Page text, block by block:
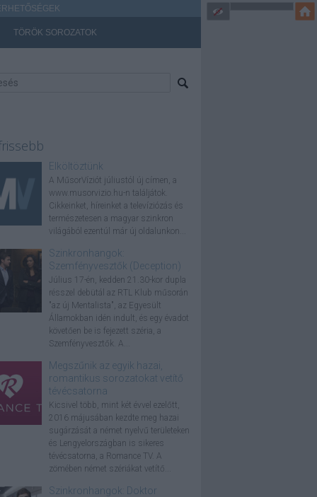
TÖRÖK SOROZATOK
Elköltöztünk
A MűsorVíziót júliustól új címen, a
www.musorvizio.hu-n találjátok.
Cikkeinket, híreinket a televíziózás és
természetesen a magyar szinkron
világából ezentúl már új oldalunkon...
Szinkronhangok:
Szemfényvesztők (Deception)
Július 17-én, kedden 21.30-kor dupla
résszel debütál az RTL Klub műsorán
"az új Mentalista", az Egyesült
Államokban idén indult, és egy évadot
követően be is fejezett széria, a
Szemfényvesztők. A...
Megszűnik az egyik hazai,
romantikus sorozatokat vetítő
tévécsatorna
Kicsivel több, mint két évvel ezelőtt,
2016 májusában kezdte meg hazai
sugárzását a német nyelvű területeken
és Lengyelországban is sikeres
tévécsatorna, a Romance TV. A
zömében német szériákat vetítő...
Szinkronhangok: Doktor